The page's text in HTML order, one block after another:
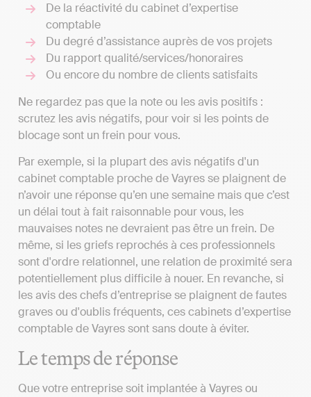
De la réactivité du cabinet d’expertise
comptable
Du degré d’assistance auprès de vos projets
Du rapport qualité/services/honoraires
Ou encore du nombre de clients satisfaits
Ne regardez pas que la note ou les avis positifs :
scrutez les avis négatifs, pour voir si les points de
blocage sont un frein pour vous.
Par exemple, si la plupart des avis négatifs d'un
cabinet comptable proche de Vayres se plaignent de
n’avoir une réponse qu’en une semaine mais que c’est
un délai tout à fait raisonnable pour vous, les
mauvaises notes ne devraient pas être un frein. De
même, si les griefs reprochés à ces professionnels
sont d'ordre relationnel, une relation de proximité sera
potentiellement plus difficile à nouer. En revanche, si
les avis des chefs d’entreprise se plaignent de fautes
graves ou d'oublis fréquents, ces cabinets d’expertise
comptable de Vayres sont sans doute à éviter.
Le temps de réponse
Que votre entreprise soit implantée à Vayres ou